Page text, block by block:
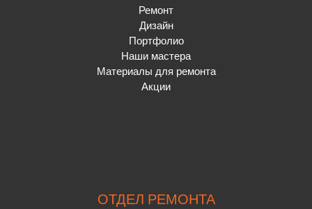
Ремонт
Дизайн
Портфолио
Наши мастера
Материалы для ремонта
Акции
ОТДЕЛ РЕМОНТА